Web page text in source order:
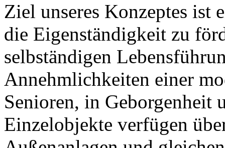
Ziel unseres Konzeptes ist
die Eigenständigkeit zu
selbständigen
Annehmlichkeiten einer
Senioren, in Geborgenheit
Einzelobjekte verfügen